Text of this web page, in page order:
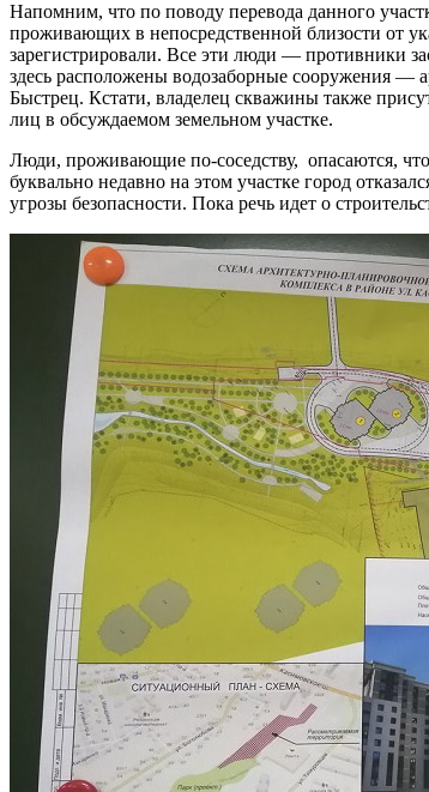
Напомним, что по поводу перевода данного
проживающих в непосредственной близости от
зарегистрировали. Все эти люди — противники
здесь расположены водозаборные сооружения —
Быстрец. Кстати, владелец скважины также
лиц в обсуждаемом земельном участке.
Люди, проживающие по-соседству, опасаются,
буквально недавно на этом участке город
угрозы безопасности. Пока речь идет о